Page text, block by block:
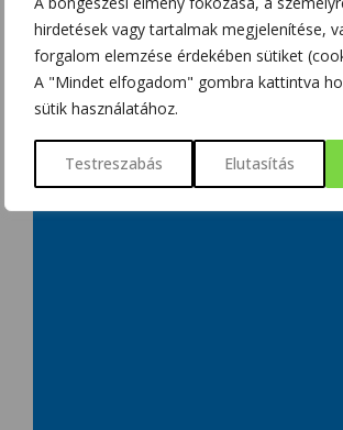
hirdetések vagy tartalmak megjelenítése,
forgalom elemzése érdekében sütiket
A "Mindet elfogadom" gombra kattintva
sütik használatához.
Testreszabás Elutasítás